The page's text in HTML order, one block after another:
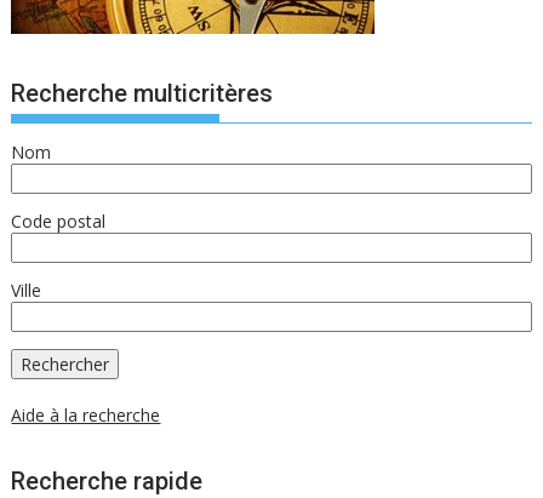
Recherche multicritères
Nom
Code postal
Ville
Aide à la recherche
Recherche rapide